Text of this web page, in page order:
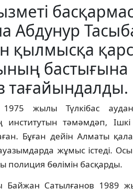
Абдунур
қылмысқа
тағайындалды.
1975 жылы Түлкібас
институтын тәмәмдәп,
Бұған дейін Алматы
жұмыс істеді.
полиция бөлімін басқарды.
Байжан Сатылғанов 1989